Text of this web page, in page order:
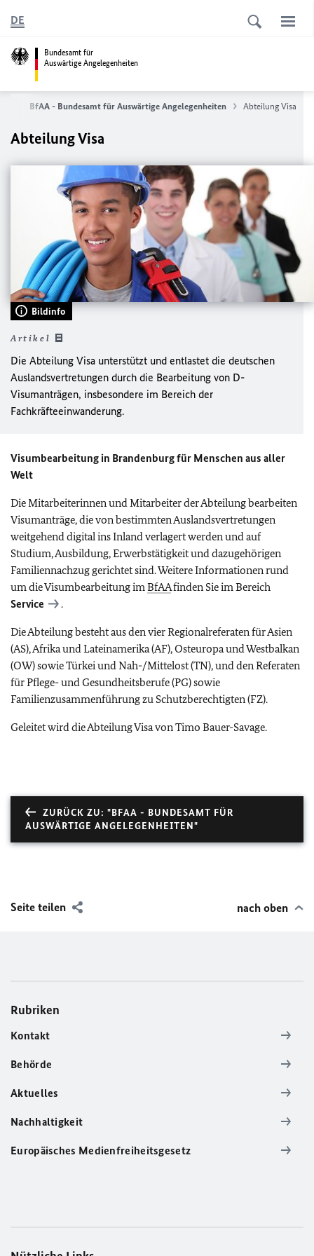
Bundesamt für
Auswärtige Angelegenheiten
DE
BfAA - Bundesamt für Auswärtige Angelegenheiten Abteilung Visa
Abteilung Visa
Bildinfo
Artikel
Die Abteilung Visa unterstützt und entlastet die deutschen
Auslandsvertretungen durch die Bearbeitung von D-
Visumanträgen, insbesondere im Bereich der
Fachkräfteeinwanderung.
Visumbearbeitung in Brandenburg für Menschen aus aller
Welt
Die Mitarbeiterinnen und Mitarbeiter der Abteilung bearbeiten
Visumanträge, die von bestimmten Auslandsvertretungen
weitgehend digital ins Inland verlagert werden und auf
Studium, Ausbildung, Erwerbstätigkeit und dazugehörigen
Familiennachzug gerichtet sind. Weitere Informationen rund
um die Visumbearbeitung im BfAAfinden Sie im Bereich
Service
.
Die Abteilung besteht aus den vier Regionalreferaten für Asien
(AS), Afrika und Lateinamerika (AF), Osteuropa und Westbalkan
(OW) sowie Türkei und Nah-/Mittelost (TN), und den Referaten
für Pflege- und Gesundheitsberufe (PG) sowie
Familienzusammenführung zu Schutzberechtigten (FZ).
Geleitet wird die Abteilung Visa von Timo Bauer-Savage.
ZURÜCK ZU: "BFAA - BUNDESAMT FÜR
AUSWÄRTIGE ANGELEGENHEITEN"
Seite teilen nach oben
Rubriken
Kontakt
Behörde
Aktuelles
Nachhaltigkeit
Europäisches Medienfreiheitsgesetz